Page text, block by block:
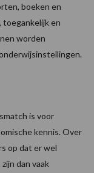
boeken en
toegankelijk en
worden
is voor
kennis. Over
op dat er wel
dan vaak